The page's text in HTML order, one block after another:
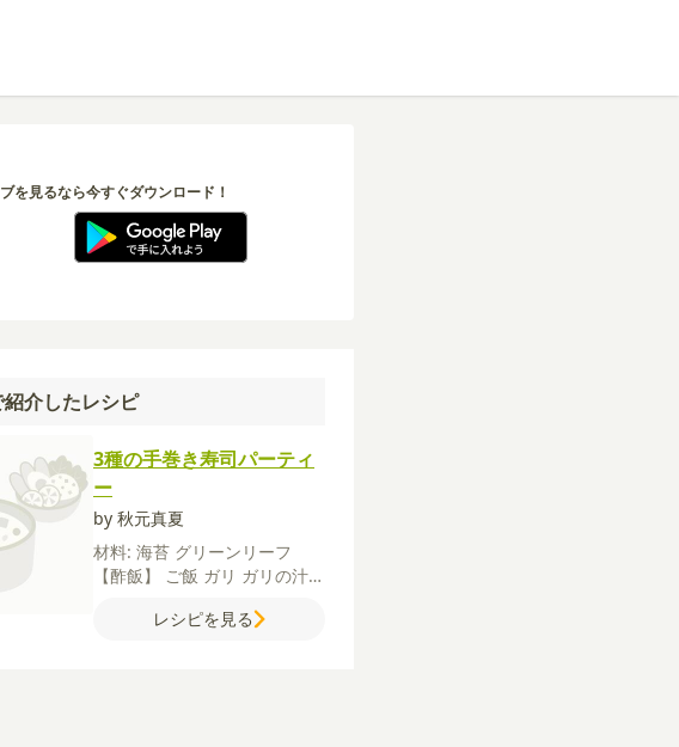
を見るなら今すぐダウンロード！
介したレシピ
3種の手巻き寿司パーティ
ー
by 秋元真夏
材料: 海苔 グリーンリーフ
【酢飯】
ご飯 ガリ ガリの汁
むき海老くるみにんにく
レシピを見る